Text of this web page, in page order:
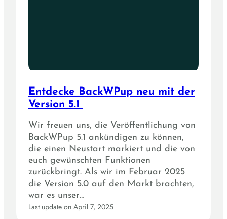
Entdecke BackWPup neu mit der
Version 5.1
Wir freuen uns, die Veröffentlichung von
BackWPup 5.1 ankündigen zu können,
die einen Neustart markiert und die von
euch gewünschten Funktionen
zurückbringt. Als wir im Februar 2025
die Version 5.0 auf den Markt brachten,
war es unser…
Last update on April 7, 2025